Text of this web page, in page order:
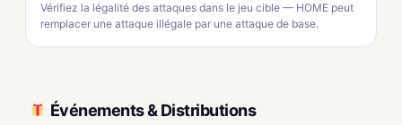
Vérifiez la légalité des attaques dans le jeu cible — HOME peut
remplacer une attaque illégale par une attaque de base.
Événements & Distributions